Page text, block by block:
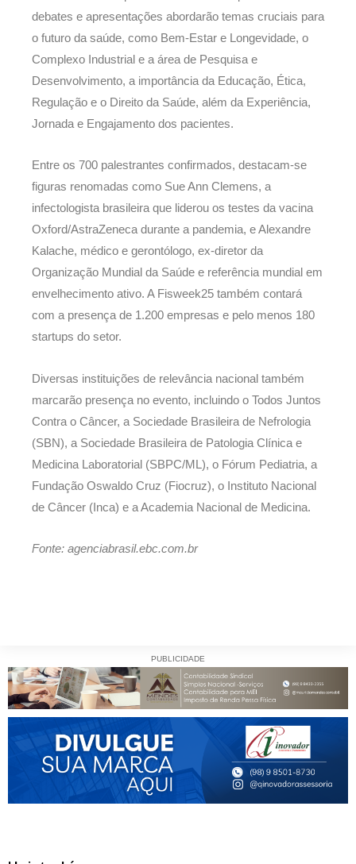
debates e apresentações abordarão temas cruciais para
o futuro da saúde, como Bem-Estar e Longevidade, o
Complexo Industrial e a área de Pesquisa e
Desenvolvimento, a importância da Educação, Ética,
Regulação e o Direito da Saúde, além da Experiência,
Jornada e Engajamento dos pacientes.
Entre os 700 palestrantes confirmados, destacam-se
figuras renomadas como Sue Ann Clemens, a
infectologista brasileira que liderou os testes da vacina
Oxford/AstraZeneca durante a pandemia, e Alexandre
Kalache, médico e gerontólogo, ex-diretor da
Organização Mundial da Saúde e referência mundial em
envelhecimento ativo. A Fisweek25 também contará
com a presença de 1.200 empresas e pelo menos 180
startups do setor.
Diversas instituições de relevância nacional também
marcarão presença no evento, incluindo o Todos Juntos
Contra o Câncer, a Sociedade Brasileira de Nefrologia
(SBN), a Sociedade Brasileira de Patologia Clínica e
Medicina Laboratorial (SBPC/ML), o Fórum Pediatria, a
Fundação Oswaldo Cruz (Fiocruz), o Instituto Nacional
de Câncer (Inca) e a Academia Nacional de Medicina.
Fonte: agenciabrasil.ebc.com.br
PUBLICIDADE